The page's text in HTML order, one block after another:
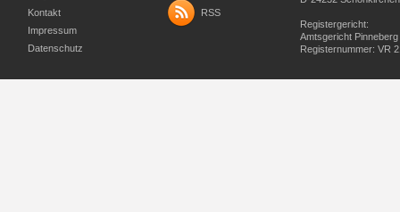
Kontakt
Impressum
Datenschutz
RSS
Registergericht:
Amtsgericht Pinneberg
Registernummer: VR